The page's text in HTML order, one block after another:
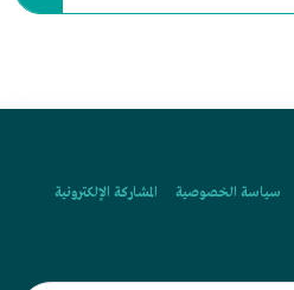
سياسة الخصوصية
المشاركة الإلكترونية